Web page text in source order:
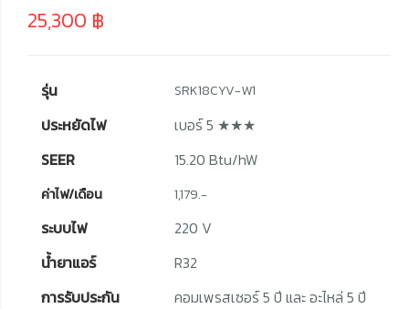
25,300 ฿
รุ่น SRK18CYV-W1
ประหยัดไฟ
เบอร์ 5 ★★★
SEER
15.20 Btu/hW
ค่าไฟ/เดือน 1,179.-
ระบบไฟ
220 V
น้ำยาแอร์
R32
การรับประกัน
คอมเพรสเซอร์ 5 ปี และ อะไหล่ 5 ปี